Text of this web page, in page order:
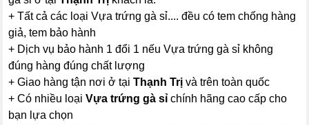
+ Tất cả các loại Vựa trứng gà sỉ.... đều có tem chống hàng
giả, tem bảo hành
+ Dịch vụ bảo hành 1 đổi 1 nếu Vựa trứng gà sỉ không
đúng hàng đúng chất lượng
+ Giao hàng tận nơi ở tạiThạnh Trị và trên toàn quốc
+ Có nhiều loạiVựa trứng gà sỉ chính hãng cao cấp cho
bạn lựa chọn